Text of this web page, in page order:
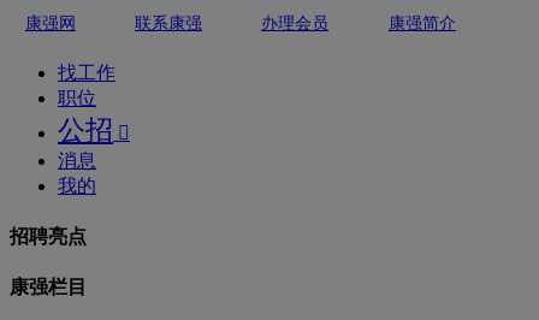
康强网
联系康强 办理会员 康强简介
找工作
职位
公招 
消息
我的
招聘亮点
康强栏目